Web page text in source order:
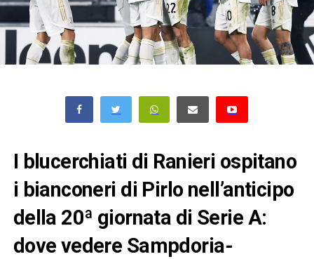
I blucerchiati di Ranieri ospitano
i bianconeri di Pirlo nell’anticipo
della 20ª giornata di Serie A:
dove vedere Sampdoria-